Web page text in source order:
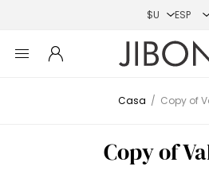
Casa / Copy of
Copy of